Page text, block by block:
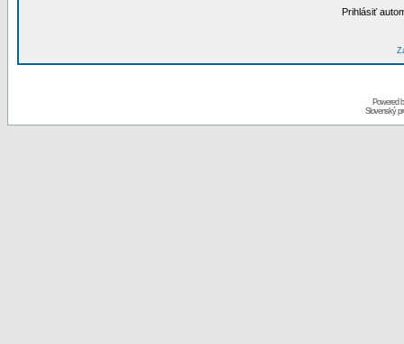
Prihlásiť
Powered
Slovenský